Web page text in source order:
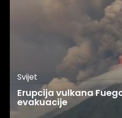
Svijet
Erupcija vulkana
evakuacije